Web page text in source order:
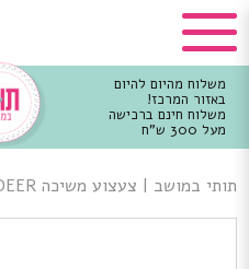
משלוח מהיום להיום
באזור המרכז!
משלוח חינם ברכישה
מעל 300 ש"ח
מרכזי
תותי במושב | צעצוע משיכה DEER